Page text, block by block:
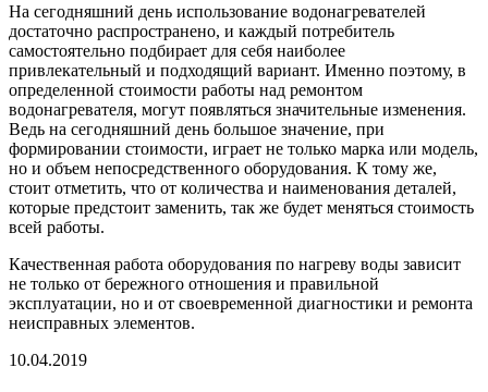
На сегодняшний день использование водонагревателей
достаточно распространено, и каждый потребитель
самостоятельно подбирает для себя наиболее
привлекательный и подходящий вариант. Именно поэтому, в
определенной стоимости работы над ремонтом
водонагревателя, могут появляться значительные изменения.
Ведь на сегодняшний день большое значение, при
формировании стоимости, играет не только марка или модель,
но и объем непосредственного оборудования. К тому же,
стоит отметить, что от количества и наименования деталей,
которые предстоит заменить, так же будет меняться стоимость
всей работы.
Качественная работа оборудования по нагреву воды зависит
не только от бережного отношения и правильной
эксплуатации, но и от своевременной диагностики и ремонта
неисправных элементов.
10.04.2019